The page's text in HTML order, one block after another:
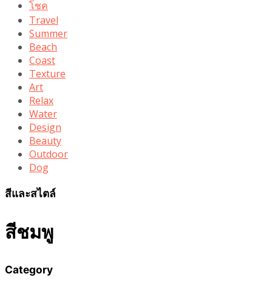
โชค
Travel
Summer
Beach
Coast
Texture
Art
Relax
Water
Design
Beauty
Outdoor
Dog
สีและสไตล์
สีชมพู
Category